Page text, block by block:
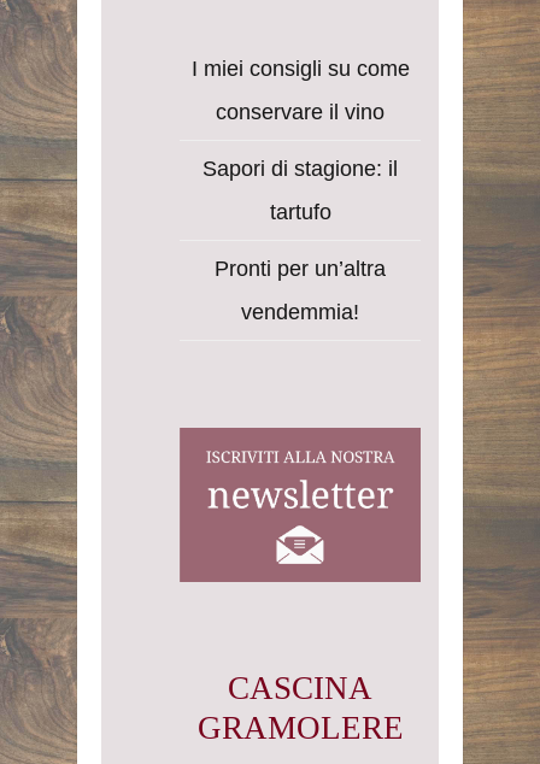
I miei consigli su come
conservare il vino
Sapori di stagione: il
tartufo
Pronti per un’altra
vendemmia!
CASCINA
GRAMOLERE